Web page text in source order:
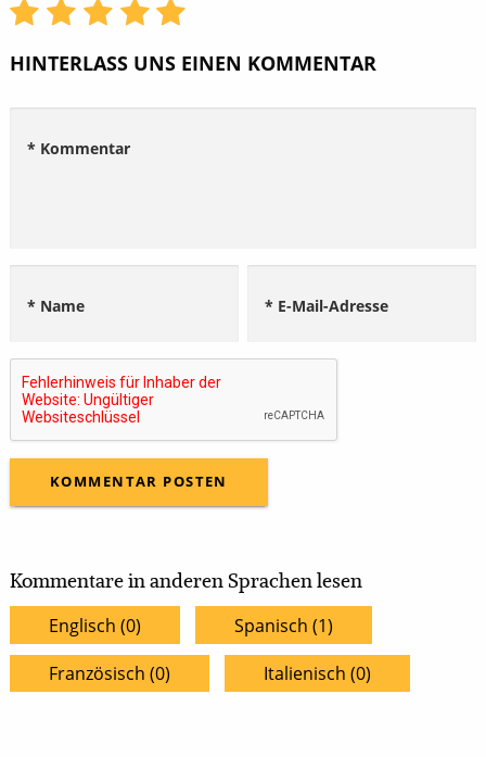
HINTERLASS UNS EINEN KOMMENTAR
* Kommentar
* Name * E-Mail-Adresse
Kommentare in anderen Sprachen lesen
Englisch (0) Spanisch (1)
Französisch (0) Italienisch (0)